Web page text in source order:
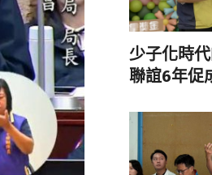
少子化時
聯誼6年促